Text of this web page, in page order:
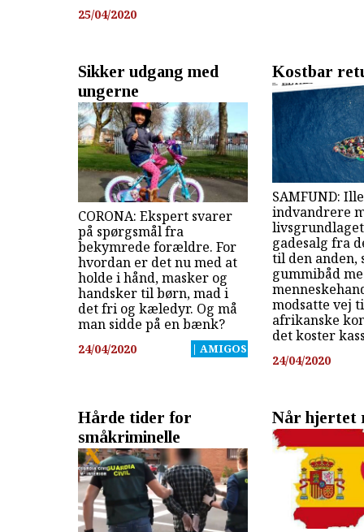
25/04/2020
Sikker udgang med
ungerne
CORONA: Ekspert svarer
på spørgsmål fra
bekymrede forældre. For
hvordan er det nu med at
holde i hånd, masker og
handsker til børn, mad i
det fri og kæledyr. Og må
man sidde på en bænk?
24/04/2020 | AMIGOS
Kostbar
SAMFUND:
indvandrere
gadesalg fra
til den anden,
gummibåd
modsatte vej
afrikanske
det koster
24/04/2020
Hårde tider for
småkriminelle
Når hjertet